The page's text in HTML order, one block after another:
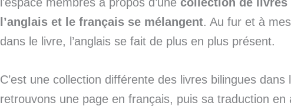
l’anglais et le français se mélangent. Au fur et à
dans le livre, l’anglais se fait de plus en plus présent.
C’est une collection différente des livres bilingues dans
retrouvons une page en français, puis sa traduction en